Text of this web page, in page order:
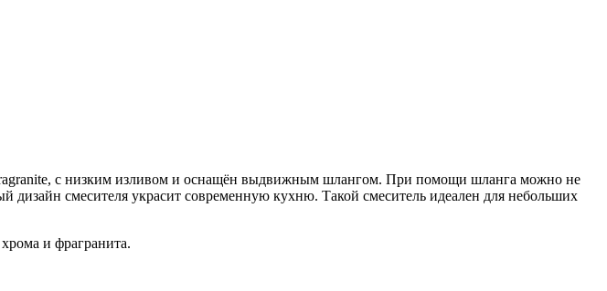
с низким изливом и оснащён выдвижным шлангом. При помощи шланга можно не
смесителя украсит современную кухню. Такой смеситель идеален для небольших
и фрагранита.